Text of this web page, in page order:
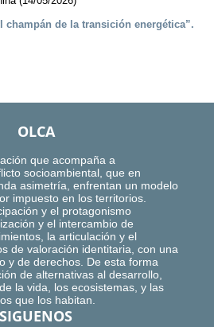
champán de la transición energética”.
OLCA
que acompaña a
socioambiental, que en
asimetría, enfrentan un modelo
impuesto en los territorios.
y el protagonismo
y el intercambio de
la articulación y el
de valoración identitaria, con una
y de derechos. De esta forma
de alternativas al desarrollo,
la vida, los ecosistemas, y las
que los habitan.
SIGUENOS